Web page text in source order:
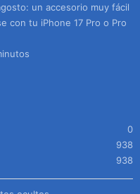
un accesorio muy fácil
con tu iPhone 17 Pro o Pro
0
938
938